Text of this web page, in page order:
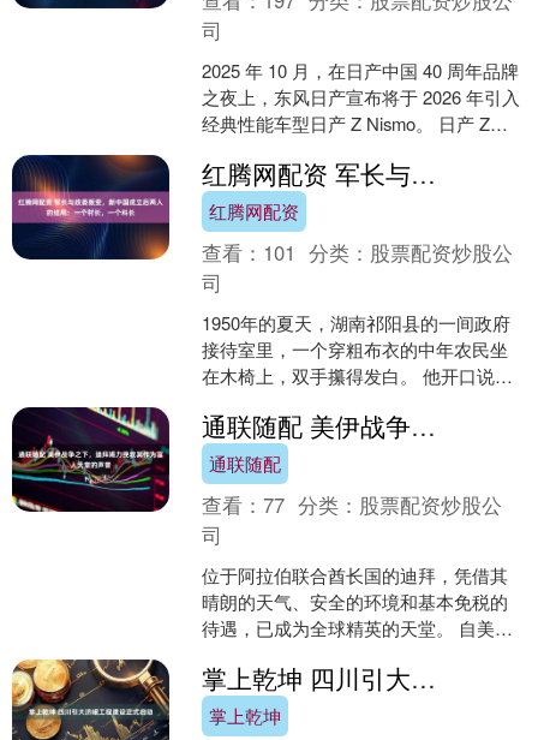
司
2025 年 10 月，在日产中国 40 周年品牌
之夜上，东风日产宣布将于 2026 年引入
经典性能车型日产 Z Nismo。 日产 Z
红腾网配资 军长与政委叛变，新中国成立后两人的结局：一个村长，一个科长
红腾网配资
查看： 101 分类： 股票配资炒股公
司
1950年的夏天，湖南祁阳县的一间政府
接待室里，一个穿粗布衣的中年农民坐
在木椅上，双手攥得发白。 他开口说的
人，是一位曾经统领....
通联随配 美伊战争之下，迪拜竭力挽救其作为富人天堂的声誉
通联随配
查看：77 分类： 股票配资炒股公
司
位于阿拉伯联合酋长国的迪拜，凭借其
晴朗的天气、安全的环境和基本免税的
待遇，已成为全球精英的天堂。 自美伊
创。 甚至在伊朗战争之前....掌上乾坤 四川引大济岷工程建设正式启动
掌上乾坤